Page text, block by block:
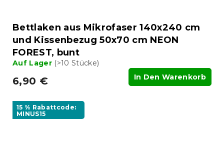
Bettlaken aus Mikrofaser 140x240 cm
und Kissenbezug 50x70 cm NEON
FOREST, bunt
Auf Lager (>10 Stücke)
6,90 € In Den Warenkorb
15 % Rabattcode:
MINUS15